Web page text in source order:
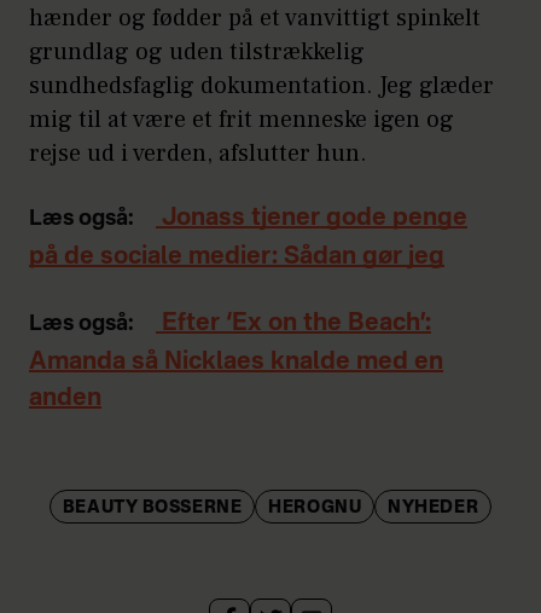
hænder og fødder på et vanvittigt spinkelt
grundlag og uden tilstrækkelig
sundhedsfaglig dokumentation. Jeg glæder
mig til at være et frit menneske igen og
rejse ud i verden, afslutter hun.
Læs også:
Jonass tjener gode penge
på de sociale medier: Sådan gør jeg
Læs også:
Efter ‘Ex on the Beach’:
Amanda så Nicklaes knalde med en
anden
BEAUTY BOSSERNE HEROGNU NYHEDER